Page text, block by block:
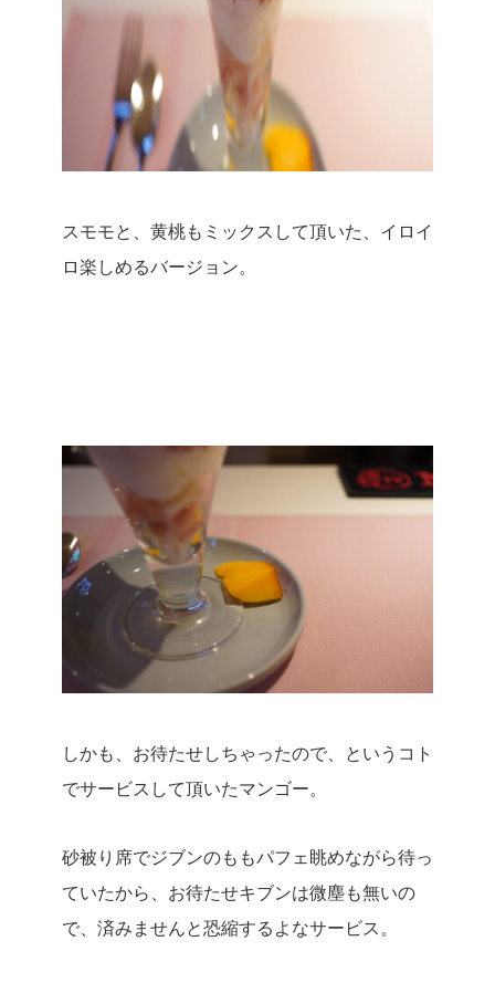
スモモと、黄桃もミックスして頂いた、イロイ
ロ楽しめるバージョン。
しかも、お待たせしちゃったので、というコト
でサービスして頂いたマンゴー。
砂被り席でジブンのももパフェ眺めながら待っ
ていたから、お待たせキブンは微塵も無いの
で、済みませんと恐縮するよなサービス。